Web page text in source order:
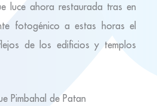
luce ahora restaurada tras en
fotogénico a estas horas el
de los edificios y templos